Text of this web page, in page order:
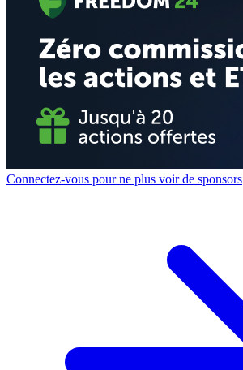
Connectez-vous pour ne plus voir de sponsors